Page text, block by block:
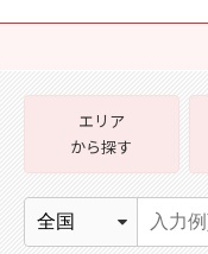
エリア
から探す